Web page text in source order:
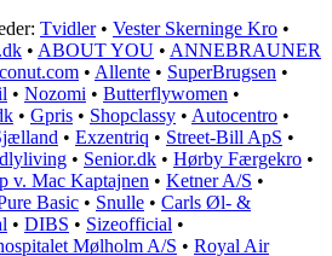
Tvidler• Vester Skerninge Kro •
• ABOUT YOU • ANNEBRAUNER
• Allente • SuperBrugsen •
• Nozomi • Butterflywomen •
• Gpris • Shopclassy • Autocentro •
• Exzentriq • Street-Bill ApS •
• Senior.dk • Hørby Færgekro •
v. Mac Kaptajnen • Ketner A/S •
Basic • Snulle • Carls Øl- &
• DIBS • Sizeofficial •
Mølholm A/S • Royal Air